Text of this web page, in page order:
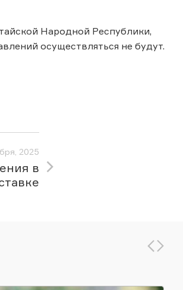
Народной Республики,
осуществляться не будут.
2025
в